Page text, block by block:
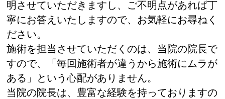
明させていただきますし、ご不明点があれば丁
寧にお答えいたしますので、お気軽にお尋ねく
ださい。
施術を担当させていただくのは、当院の院長で
すので、「毎回施術者が違うから施術にムラが
ある」という心配がありません。
当院の院長は、豊富な経験を持っておりますの